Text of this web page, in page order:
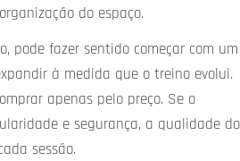
do espaço.
pode fazer sentido começar com um
à medida que o treino evolui.
apenas pelo preço. Se o
e segurança, a qualidade do
sessão.